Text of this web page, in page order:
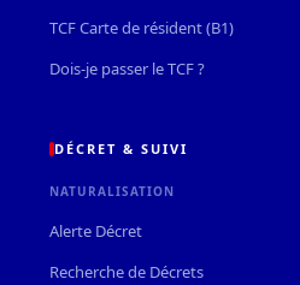
TCF Carte de résident (B1)
Dois-je passer le TCF ?
DÉCRET & SUIVI
NATURALISATION
Alerte Décret
Recherche de Décrets